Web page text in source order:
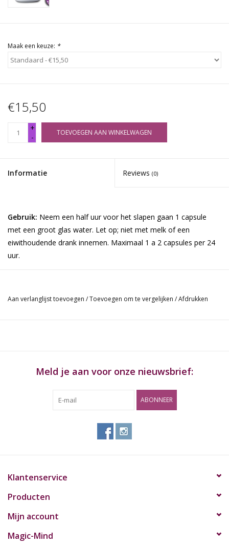
Maak een keuze: *
€15,50
+
-
TOEVOEGEN AAN WINKELWAGEN
Informatie Reviews (0)
Gebruik: Neem een half uur voor het slapen gaan 1 capsule
met een groot glas water. Let op; niet met melk of een
eiwithoudende drank innemen. Maximaal 1 a 2 capsules per 24
uur.
calciumstearaat.
Aan verlanglijst toevoegen /Toevoegen om te vergelijken /Afdrukken
Meld je aan voor onze nieuwsbrief:
ABONNEER
Klantenservice
Producten
Mijn account
Magic-Mind